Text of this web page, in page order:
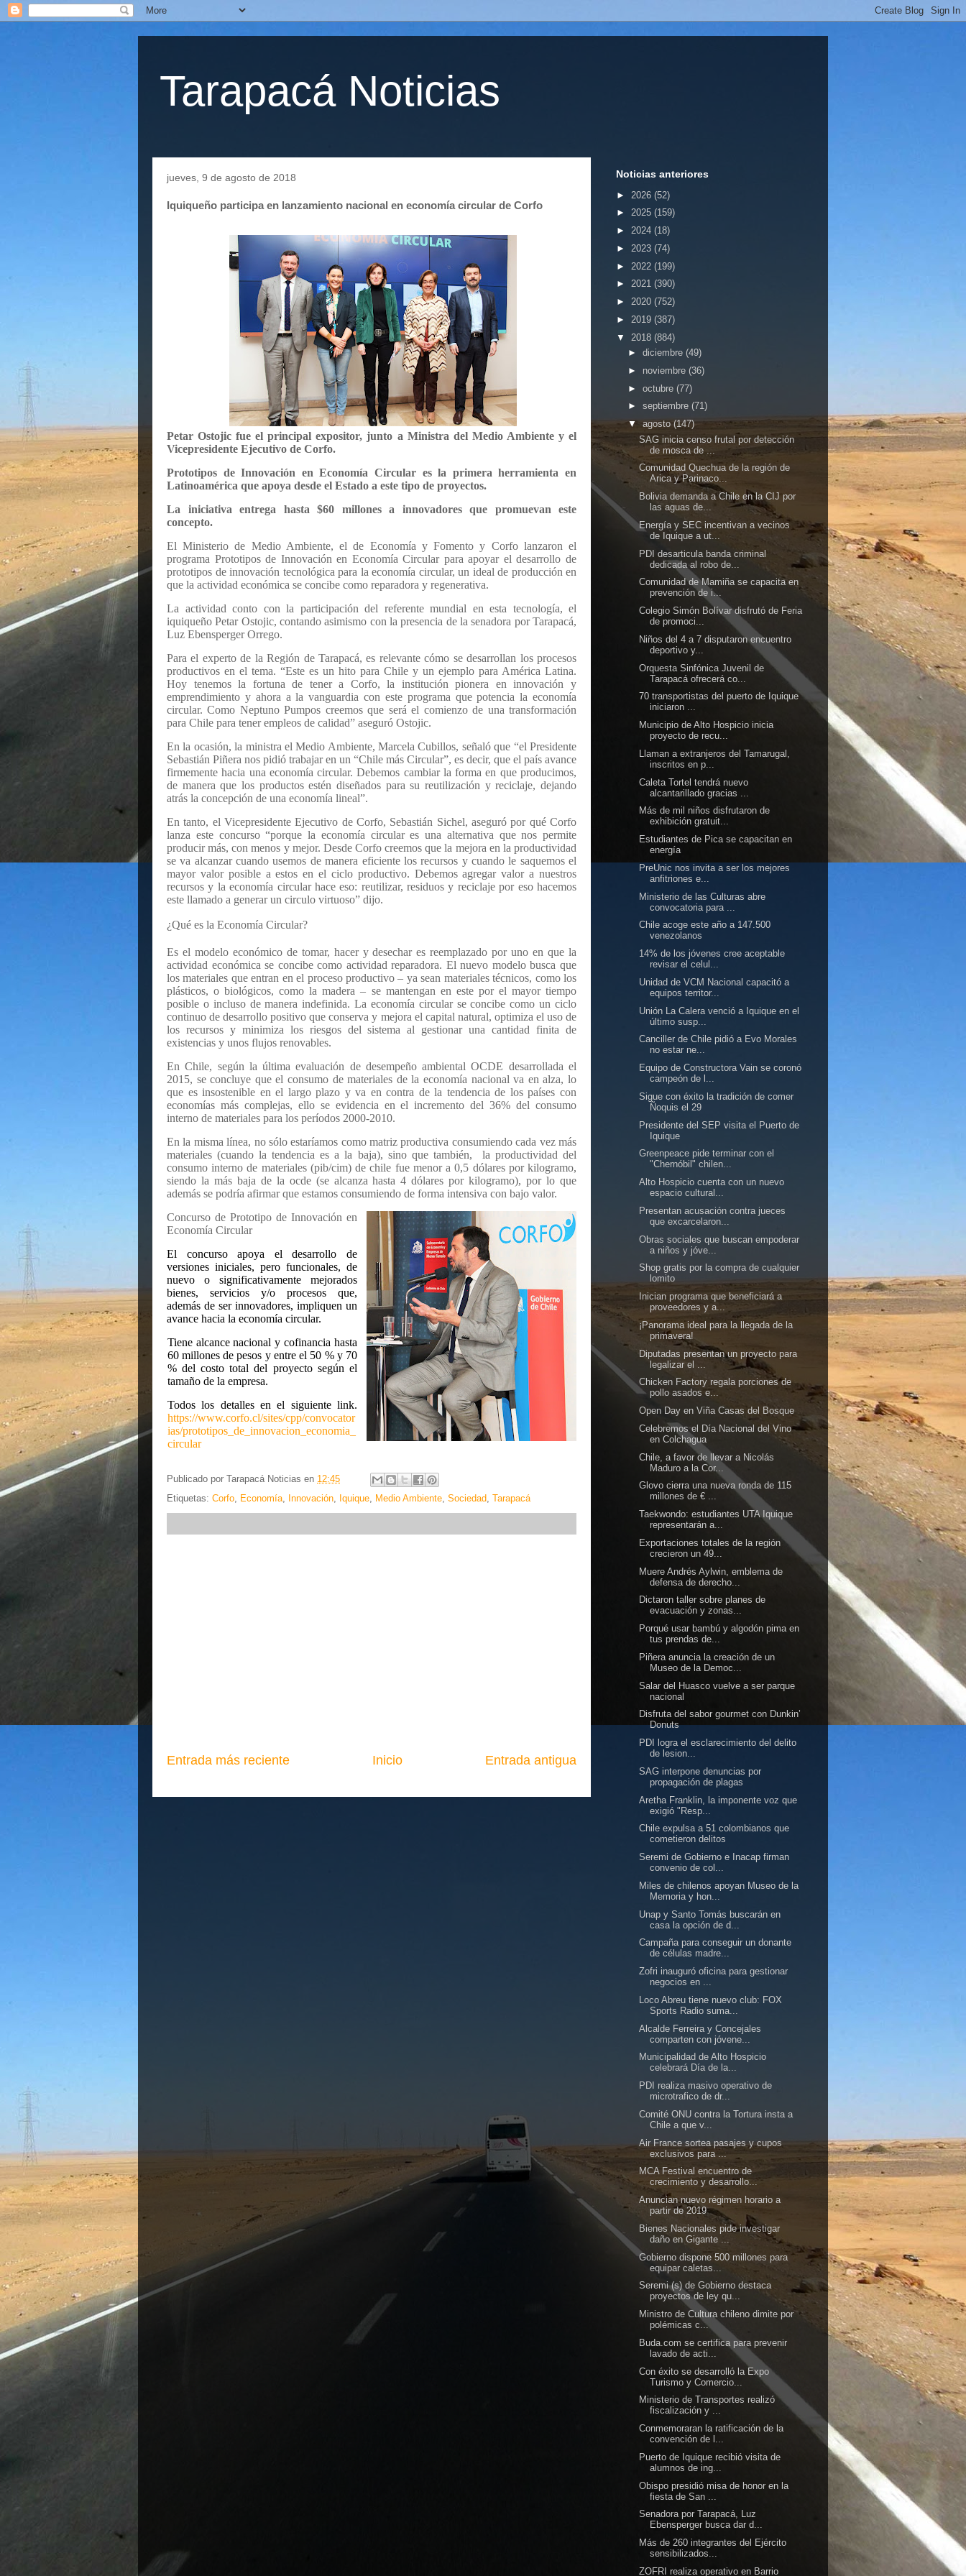
Tarapacá Noticias
jueves, 9 de agosto de 2018
Iquiqueño participa en lanzamiento nacional en economía circular de Corfo
Petar Ostojic fue el principal expositor, junto a Ministra del Medio Ambiente y el
Vicepresidente Ejecutivo de Corfo.
Prototipos de Innovación en Economía Circular es la primera herramienta en
Latinoamérica que apoya desde el Estado a este tipo de proyectos.
La iniciativa entrega hasta $60 millones a innovadores que promuevan este
concepto.
El Ministerio de Medio Ambiente, el de Economía y Fomento y Corfo lanzaron el
programa Prototipos de Innovación en Economía Circular paraapoyar el desarrollo de
prototipos de innovación tecnológica para la economía circular, un ideal de producción en
que la actividad económica se concibe como reparadora y regenerativa.
La actividad conto con la participación del referente mundial en esta tecnología, el
iquiqueño Petar Ostojic, contando asimismo con la presencia de la senadora por Tarapacá,
Luz Ebensperger Orrego.
Para el experto de la Región de Tarapacá, es relevante cómo se desarrollan los procesos
productivos en el tema. “Este es un hito para Chile y un ejemplo para América Latina.
Hoy tenemos la fortuna de tener a Corfo, la institución pionera en innovación y
emprendimiento y ahora a la vanguardia con este programa que potencia la economía
circular. Como Neptuno Pumpos creemos que será el comienzo de una transformación
para Chile para tener empleos de calidad” aseguró Ostojic.
En la ocasión, la ministra el Medio Ambiente, Marcela Cubillos, señaló que “el Presidente
Sebastián Piñera nos pidió trabajar en un “Chile más Circular”, es decir, que el país avance
firmemente hacia una economía circular. Debemos cambiar la forma en que producimos,
de manera que los productos estén diseñados para su reutilización y reciclaje, dejando
atrás la concepción de una economía lineal”.
En tanto, el Vicepresidente Ejecutivo de Corfo, Sebastián Sichel, aseguró por qué Corfo
lanza este concurso “porque la economía circular es una alternativa que nos permite
producir más, con menos y mejor. Desde Corfo creemos que la mejora en la productividad
se va alcanzar cuando usemos de manera eficiente los recursos y cuando le saquemos el
mayor valor posible a estos en el ciclo productivo. Debemos agregar valor a nuestros
recursos y la economía circular hace eso: reutilizar, residuos y reciclaje por eso hacemos
este llamado a generar un circulo virtuoso” dijo.
¿Qué es la Economía Circular?
Es el modelo económico de tomar, hacer y desechar es reemplazado por uno en que la
actividad económica se concibe como actividad reparadora. El nuevo modelo busca que
los materiales que entran en el proceso productivo – ya sean materiales técnicos, como los
plásticos, o biológicos, como la madera – se mantengan en este por el mayor tiempo
posible o incluso de manera indefinida. La economía circular se concibe como un ciclo
continuo de desarrollo positivo que conserva y mejora el capital natural, optimiza el uso de
los recursos y minimiza los riesgos del sistema al gestionar una cantidad finita de
existencias y unos flujos renovables.
En Chile, según la última evaluación de desempeño ambiental OCDE desarrollada el
2015, se concluye que el consumo de materiales de la economía nacional va en alza, lo
que es insostenible en el largo plazo y va en contra de la tendencia de los países con
economías más complejas, ello se evidencia en el incremento del 36% del consumo
interno de materiales para los períodos 2000-2010.
En la misma línea, no sólo estaríamos como matriz productiva consumiendo cada vez más
materiales (cuando la tendencia es a la baja), sino que también, la productividad del
consumo interno de materiales (pib/cim) de chile fue menor a 0,5 dólares por kilogramo,
siendo la más baja de la ocde (se alcanza hasta 4 dólares por kilogramo), por lo que
además se podría afirmar que estamos consumiendo de forma intensiva con bajo valor.
Concurso de Prototipo de Innovación en
Economía Circular
El concurso apoya el desarrollo de
versiones iniciales, pero funcionales, de
nuevo o significativamente mejorados
bienes, servicios y/o procesos que,
además de ser innovadores, impliquen un
avance hacia la economía circular.
Tiene alcance nacional y cofinancia hasta
60 millones de pesos y entre el 50 % y 70
% del costo total del proyecto según el
tamaño de la empresa.
Todos los detalles en el siguiente link.
https://www.corfo.cl/sites/cpp/convocator
ias/prototipos_de_innovacion_economia_
circular
Publicado por Tarapacá Noticias en 12:45
Etiquetas: Corfo, Economía, Innovación, Iquique, Medio Ambiente, Sociedad, Tarapacá
Entrada más reciente Entrada antigua
Inicio
Noticias anteriores
► 2026 (52)
► 2025 (159)
► 2024 (18)
► 2023 (74)
► 2022 (199)
► 2021 (390)
► 2020 (752)
► 2019 (387)
▼ 2018 (884)
► diciembre (49)
► noviembre (36)
► octubre (77)
► septiembre (71)
▼ agosto (147)
SAG inicia censo frutal por detección
de mosca de ...
Comunidad Quechua de la región de
Arica y Parinaco...
Bolivia demanda a Chile en la CIJ por
las aguas de...
Energía y SEC incentivan a vecinos
de Iquique a ut...
PDI desarticula banda criminal
dedicada al robo de...
Comunidad de Mamiña se capacita en
prevención de i...
Colegio Simón Bolívar disfrutó de Feria
de promoci...
Niños del 4 a 7 disputaron encuentro
deportivo y...
Orquesta Sinfónica Juvenil de
Tarapacá ofrecerá co...
70 transportistas del puerto de Iquique
iniciaron ...
Municipio de Alto Hospicio inicia
proyecto de recu...
Llaman a extranjeros del Tamarugal,
inscritos en p...
Caleta Tortel tendrá nuevo
alcantarillado gracias ...
Más de mil niños disfrutaron de
exhibición gratuit...
Estudiantes de Pica se capacitan en
energía
PreUnic nos invita a ser los mejores
anfitriones e...
Ministerio de las Culturas abre
convocatoria para ...
Chile acoge este año a 147.500
venezolanos
14% de los jóvenes cree aceptable
revisar el celul...
Unidad de VCM Nacional capacitó a
equipos territor...
Unión La Calera venció a Iquique en el
último susp...
Canciller de Chile pidió a Evo Morales
no estar ne...
Equipo de Constructora Vain se coronó
campeón de l...
Sigue con éxito la tradición de comer
Ñoquis el 29
Presidente del SEP visita el Puerto de
Iquique
Greenpeace pide terminar con el
"Chernóbil" chilen...
Alto Hospicio cuenta con un nuevo
espacio cultural...
Presentan acusación contra jueces
que excarcelaron...
Obras sociales que buscan empoderar
a niños y jóve...
Shop gratis por la compra de cualquier
lomito
Inician programa que beneficiará a
proveedores y a...
¡Panorama ideal para la llegada de la
primavera!
Diputadas presentan un proyecto para
legalizar el ...
Chicken Factory regala porciones de
pollo asados e...
Open Day en Viña Casas del Bosque
Celebremos el Día Nacional del Vino
en Colchagua
Chile, a favor de llevar a Nicolás
Maduro a la Cor...
Glovo cierra una nueva ronda de 115
millones de € ...
Taekwondo: estudiantes UTA Iquique
representarán a...
Exportaciones totales de la región
crecieron un 49...
Muere Andrés Aylwin, emblema de
defensa de derecho...
Dictaron taller sobre planes de
evacuación y zonas...
Porqué usar bambú y algodón pima en
tus prendas de...
Piñera anuncia la creación de un
Museo de la Democ...
Salar del Huasco vuelve a ser parque
nacional
Disfruta del sabor gourmet con Dunkin’
Donuts
PDI logra el esclarecimiento del delito
de lesion...
SAG interpone denuncias por
propagación de plagas
Aretha Franklin, la imponente voz que
exigió "Resp...
Chile expulsa a 51 colombianos que
cometieron delitos
Seremi de Gobierno e Inacap firman
convenio de col...
Miles de chilenos apoyan Museo de la
Memoria y hon...
Unap y Santo Tomás buscarán en
casa la opción de d...
Campaña para conseguir un donante
de células madre...
Zofri inauguró oficina para gestionar
negocios en ...
Loco Abreu tiene nuevo club: FOX
Sports Radio suma...
Alcalde Ferreira y Concejales
comparten con jóvene...
Municipalidad de Alto Hospicio
celebrará Día de la...
PDI realiza masivo operativo de
microtrafico de dr...
Comité ONU contra la Tortura insta a
Chile a que v...
Air France sortea pasajes y cupos
exclusivos para ...
MCA Festival encuentro de
crecimiento y desarrollo...
Anuncian nuevo régimen horario a
partir de 2019
Bienes Nacionales pide investigar
daño en Gigante ...
Gobierno dispone 500 millones para
equipar caletas...
Seremi (s) de Gobierno destaca
proyectos de ley qu...
Ministro de Cultura chileno dimite por
polémicas c...
Buda.com se certifica para prevenir
lavado de acti...
Con éxito se desarrolló la Expo
Turismo y Comercio...
Ministerio de Transportes realizó
fiscalización y ...
Conmemoraran la ratificación de la
convención de l...
Puerto de Iquique recibió visita de
alumnos de ing...
Obispo presidió misa de honor en la
fiesta de San ...
Senadora por Tarapacá, Luz
Ebensperger busca dar d...
Más de 260 integrantes del Ejército
sensibilizados...
ZOFRI realiza operativo en Barrio